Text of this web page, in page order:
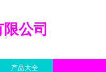
公司
产品大全